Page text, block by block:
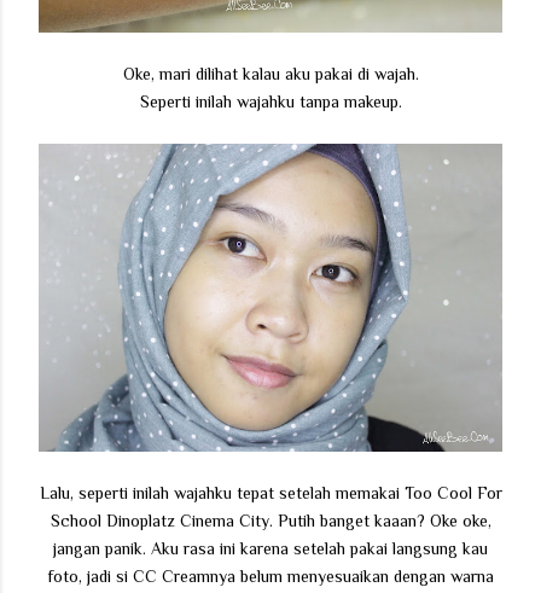
Oke, mari dilihat kalau aku pakai di wajah.
Seperti inilah wajahku tanpa makeup.
Lalu, seperti inilah wajahku tepat setelah memakai Too Cool For
School Dinoplatz Cinema City. Putih banget kaaan? Oke oke,
jangan panik. Aku rasa ini karena setelah pakai langsung kau
foto, jadi si CC Creamnya belum menyesuaikan dengan warna